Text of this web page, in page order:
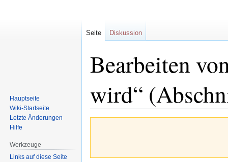
Bearbeiten
wird“
Seite Diskussion
Hauptseite
Wiki-Startseite
Letzte Änderungen
Hilfe
Werkzeuge
Links auf diese Seite